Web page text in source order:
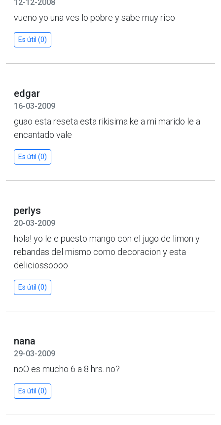
12-12-2008
vueno yo una ves lo pobre y sabe muy rico
Es útil (0)
edgar
16-03-2009
guao esta reseta esta rikisima ke a mi marido le a
encantado vale
Es útil (0)
perlys
20-03-2009
hola! yo le e puesto mango con el jugo de limon y
rebandas del mismo como decoracion y esta
deliciossoooo
Es útil (0)
nana
29-03-2009
noO es mucho 6 a 8 hrs. no?
Es útil (0)